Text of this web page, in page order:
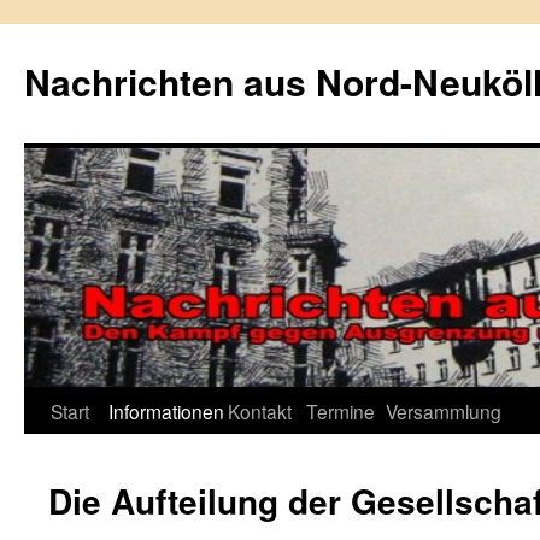
springen
Nachrichten aus Nord-
Start Informationen Kontakt Termine Versammlung
Die Aufteilung der